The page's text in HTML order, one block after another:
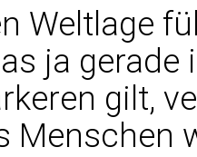
Weltlage
ja
gilt,
Menschen